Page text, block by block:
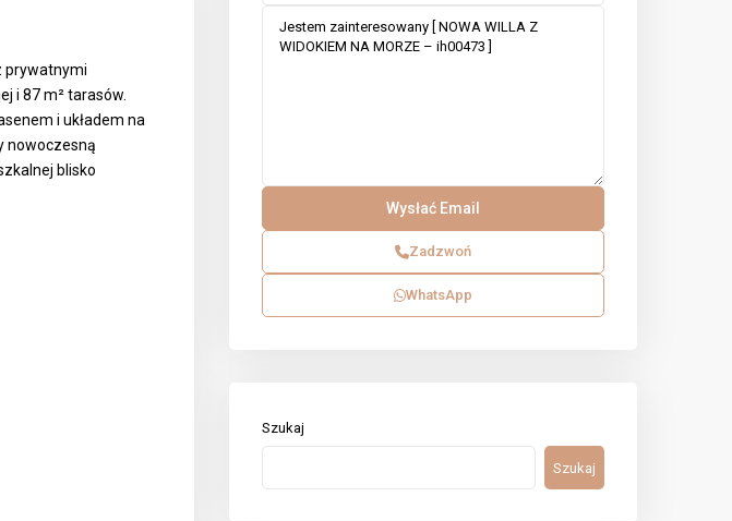
prywatnymi
i 87 m² tarasów.
i układem na
nowoczesną
blisko
Zadzwoń
WhatsApp
Szukaj
Szukaj